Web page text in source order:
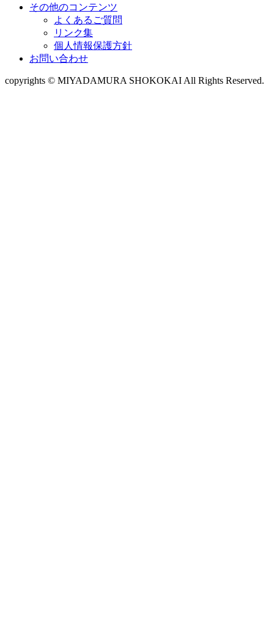
その他のコンテンツ
よくあるご質問
リンク集
個人情報保護方針
お問い合わせ
copyrights © MIYADAMURA SHOKOKAI All Rights Reserved.